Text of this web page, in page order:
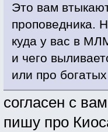
Это вам
проповедника.
куда у вас в
и чего
или про
согласен с
пишу про